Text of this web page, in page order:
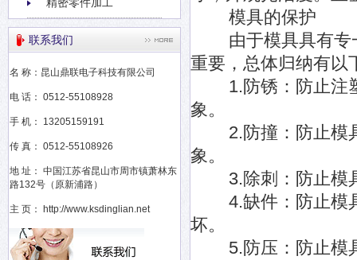
模具的保护
由于模具具有专一
重要，总体归纳有以
1.防锈：防止注塑
象。
2.防撞：防止模具
象。
3.除刺：防止模具
4.缺件：防止模具
坏。
5.防压：防止模具
联系我们
名 称：昆山鼎联电子科技有限公司
电 话： 0512-55108928
手 机： 13205159191
传 真： 0512-55108926
地 址： 中国江苏省昆山市周市镇萧林东
路132号（原新浦路）
主 页： http://www.ksdinglian.net